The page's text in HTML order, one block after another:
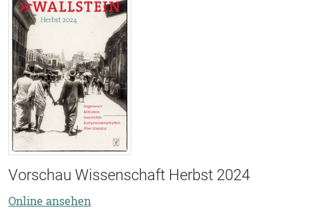
Vorschau Wissenschaft Herbst 2024
Online ansehen